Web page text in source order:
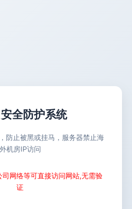
全防护系统
防止被黑或挂马，服务器禁止海
外机房IP访问
网络等可直接访问网站,无需验
证